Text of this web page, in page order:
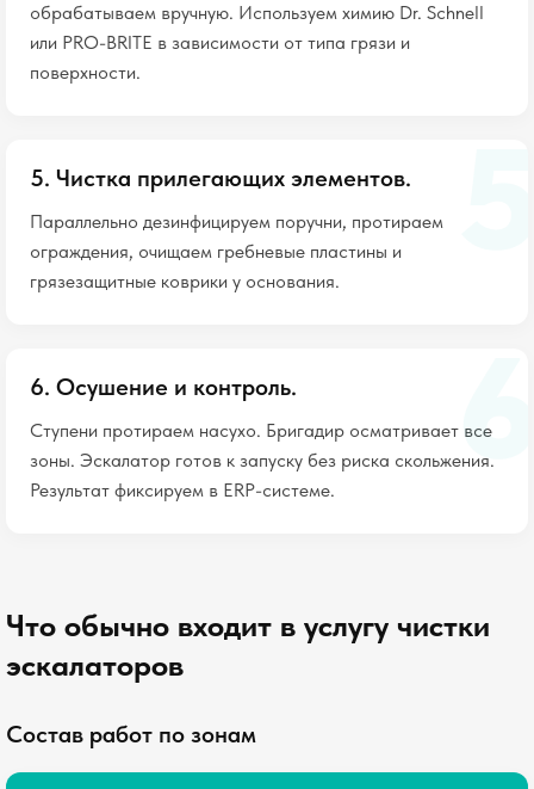
обрабатываем вручную. Используем химию Dr. Schnell
или PRO-BRITE в зависимости от типа грязи и
поверхности.
5. Чистка прилегающих элементов.
Параллельно дезинфицируем поручни, протираем
ограждения, очищаем гребневые пластины и
грязезащитные коврики у основания.
6. Осушение и контроль.
Ступени протираем насухо. Бригадир осматривает все
зоны. Эскалатор готов к запуску без риска скольжения.
Результат фиксируем в ERP-системе.
Что обычно входит в услугу чистки
эскалаторов
Состав работ по зонам